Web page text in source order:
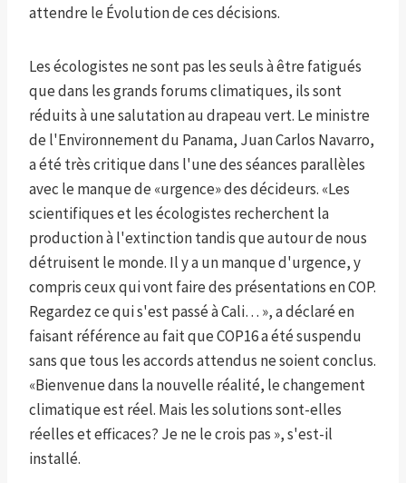
attendre le Évolution de ces décisions.
Les écologistes ne sont pas les seuls à être fatigués
que dans les grands forums climatiques, ils sont
réduits à une salutation au drapeau vert. Le ministre
de l'Environnement du Panama, Juan Carlos Navarro,
a été très critique dans l'une des séances parallèles
avec le manque de «urgence» des décideurs. «Les
scientifiques et les écologistes recherchent la
production à l'extinction tandis que autour de nous
détruisent le monde. Il y a un manque d'urgence, y
compris ceux qui vont faire des présentations en COP.
Regardez ce qui s'est passé à Cali… », a déclaré en
faisant référence au fait que COP16 a été suspendu
sans que tous les accords attendus ne soient conclus.
«Bienvenue dans la nouvelle réalité, le changement
climatique est réel. Mais les solutions sont-elles
réelles et efficaces? Je ne le crois pas », s'est-il
installé.